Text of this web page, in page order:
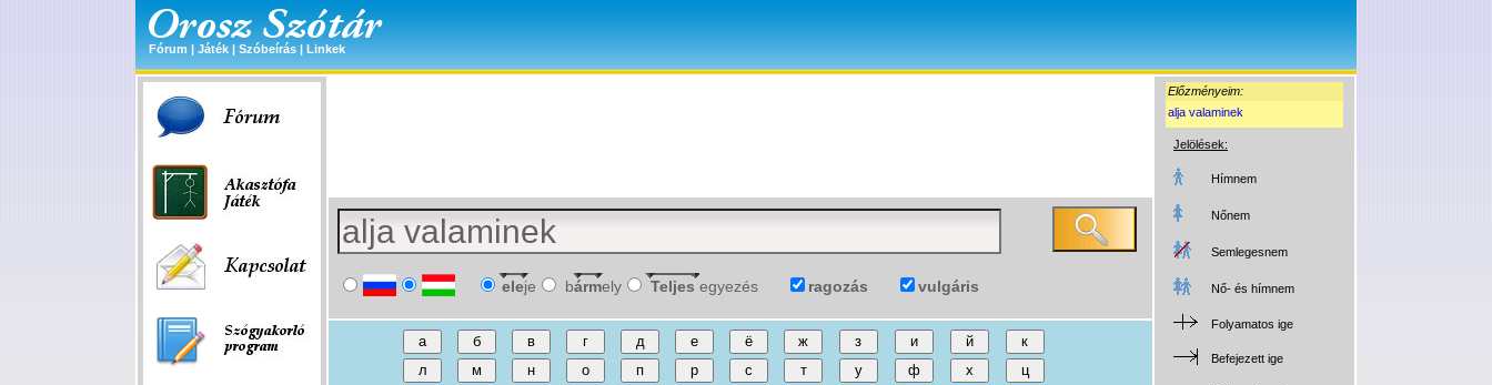
Fórum | Játék | Szóbeírás | Linkek
Előzményeim:
alja valaminek
Jelölések:
Hímnem
Nőnem
Semlegesnem
Nő- és hímnem
Folyamatos ige
Befejezett ige
eleje bármely Teljes egyezés ragozás vulgáris